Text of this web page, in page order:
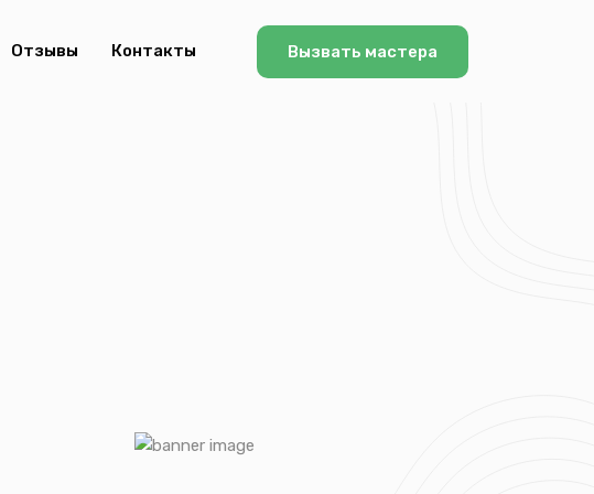
Отзывы Контакты Вызвать мастера